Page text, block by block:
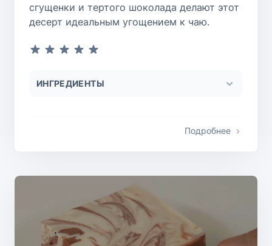
сгущенки и тертого шоколада делают этот
десерт идеальным угощением к чаю.
ИНГРЕДИЕНТЫ
Подробнее